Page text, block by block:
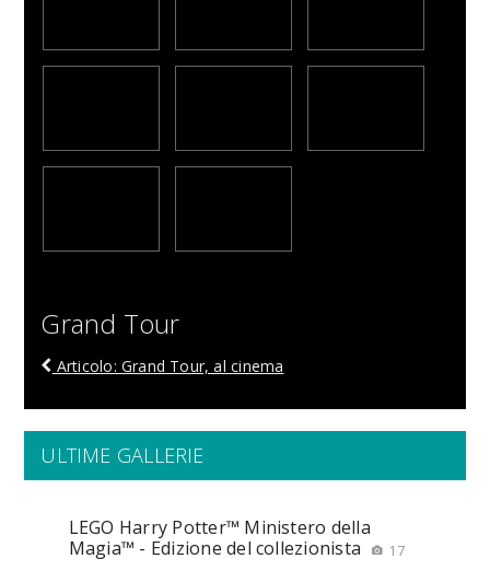
Grand Tour
Articolo: Grand Tour, al cinema
ULTIME GALLERIE
LEGO Harry Potter™ Ministero della
Magia™ - Edizione del collezionista
17